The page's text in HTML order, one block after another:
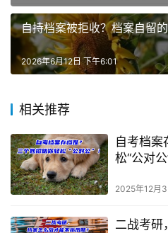
自持档案被拒收？档案自留
2026年6月12日 下午6:01
相关推荐
自考档案
松“公对公
2025年12月3
二战考研